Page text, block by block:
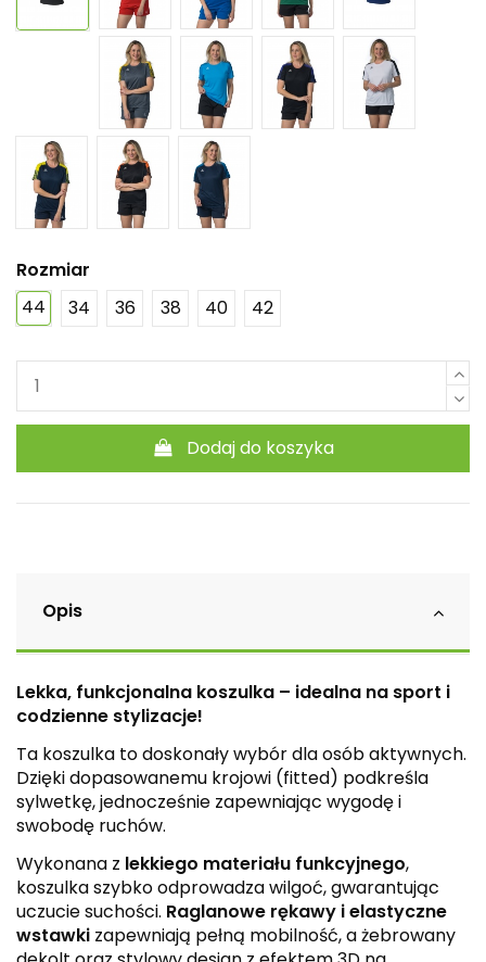
Rozmiar
44
34 36 38 40 42
Dodaj do koszyka
Opis
Lekka, funkcjonalna koszulka – idealna na sport i
codzienne stylizacje!
Ta koszulka to doskonały wybór dla osób aktywnych.
Dzięki dopasowanemu krojowi (fitted) podkreśla
sylwetkę, jednocześnie zapewniając wygodę i
swobodę ruchów.
Wykonana z lekkiego materiału funkcyjnego,
koszulka szybko odprowadza wilgoć, gwarantując
uczucie suchości. Raglanowe rękawy i elastyczne
wstawki zapewniają pełną mobilność, a żebrowany